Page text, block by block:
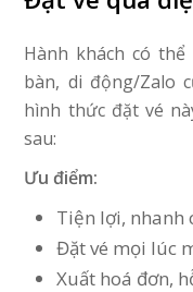
Hành khách có
bàn, di động/Zalo
hình thức đặt vé
sau:
Ưu điểm:
Tiện lợi, nhanh
Đặt vé mọi lúc
Xuất hoá đơn,